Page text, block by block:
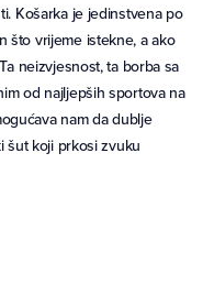
Košarka je jedinstvena po
što vrijeme istekne, a ako
neizvjesnost, ta borba sa
od najljepših sportova na
nam da dublje
šut koji prkosi zvuku